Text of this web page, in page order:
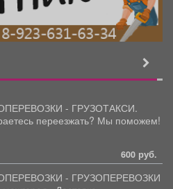
- ГРУЗОТАКСИ.
переезжать? Мы поможем!
600 руб.
- ГРУЗОПЕРЕВОЗКИ